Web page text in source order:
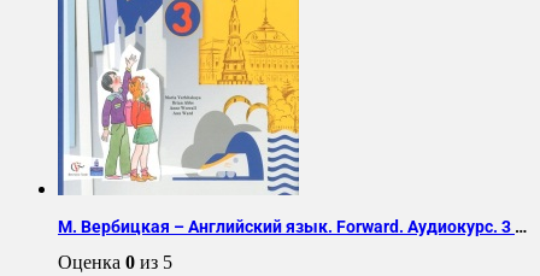
М. Вербицкая – Английский язык. Forward. Аудиокурс. 3 класс
Оценка 0 из 5